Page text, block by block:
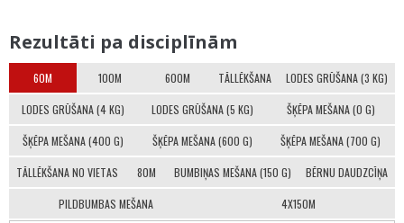
Rezultāti pa disciplīnām
60M 100M 600M TĀLLĒKŠANA LODES GRŪŠANA (3 KG)
LODES GRŪŠANA (4 KG) LODES GRŪŠANA (5 KG) ŠĶĒPA MEŠANA (0 G)
ŠĶĒPA MEŠANA (400 G) ŠĶĒPA MEŠANA (600 G) ŠĶĒPA MEŠANA (700 G)
TĀLLĒKŠANA NO VIETAS 80M BUMBIŅAS MEŠANA (150 G) BĒRNU DAUDZCĪŅA
PILDBUMBAS MEŠANA 4X150M